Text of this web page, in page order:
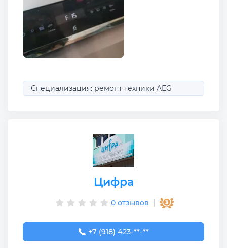
Специализация: ремонт техники AEG
Цифра
0 отзывов
+7 (918) 423-34-86
+7 (918) 423-**-**